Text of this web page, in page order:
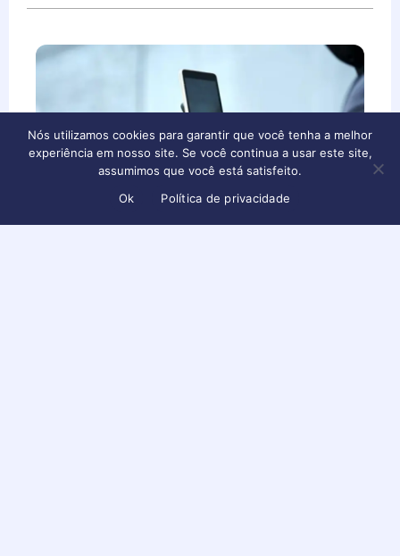
Nós utilizamos cookies para garantir que você tenha a melhor
experiência em nosso site. Se você continua a usar este site,
assumimos que você está satisfeito.
Ok
Política de privacidade